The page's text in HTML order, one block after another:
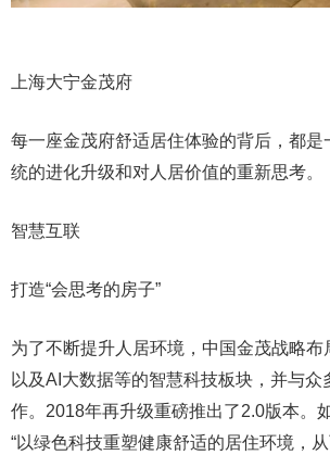
上海大宁金茂府
每一座金茂府舒适居住体验的背后，都是
统的进化升级和对人居价值的重新思考。
智慧互联
打造“会思考的房子”
为了不断提升人居环境，中国金茂战略布
以及AI大数据等的智慧科技板块，并与众
作。2018年再升级重磅推出了2.0版本。
“以绿色科技重塑健康舒适的居住环境，